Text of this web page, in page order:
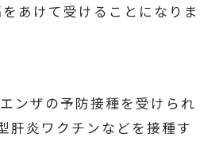
あけて受けることになりま
ンザの予防接種を受けられ
肝炎ワクチンなどを接種す